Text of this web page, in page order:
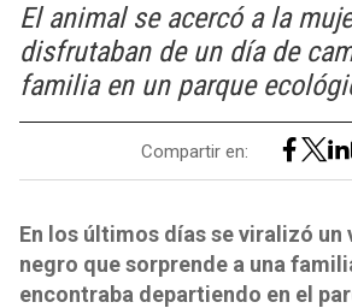
El animal se acercó a la
disfrutaban de un día de
familia en un parque
Compartir en:
En los últimos días se viralizó un
negro que sorprende a una
encontraba departiendo en el